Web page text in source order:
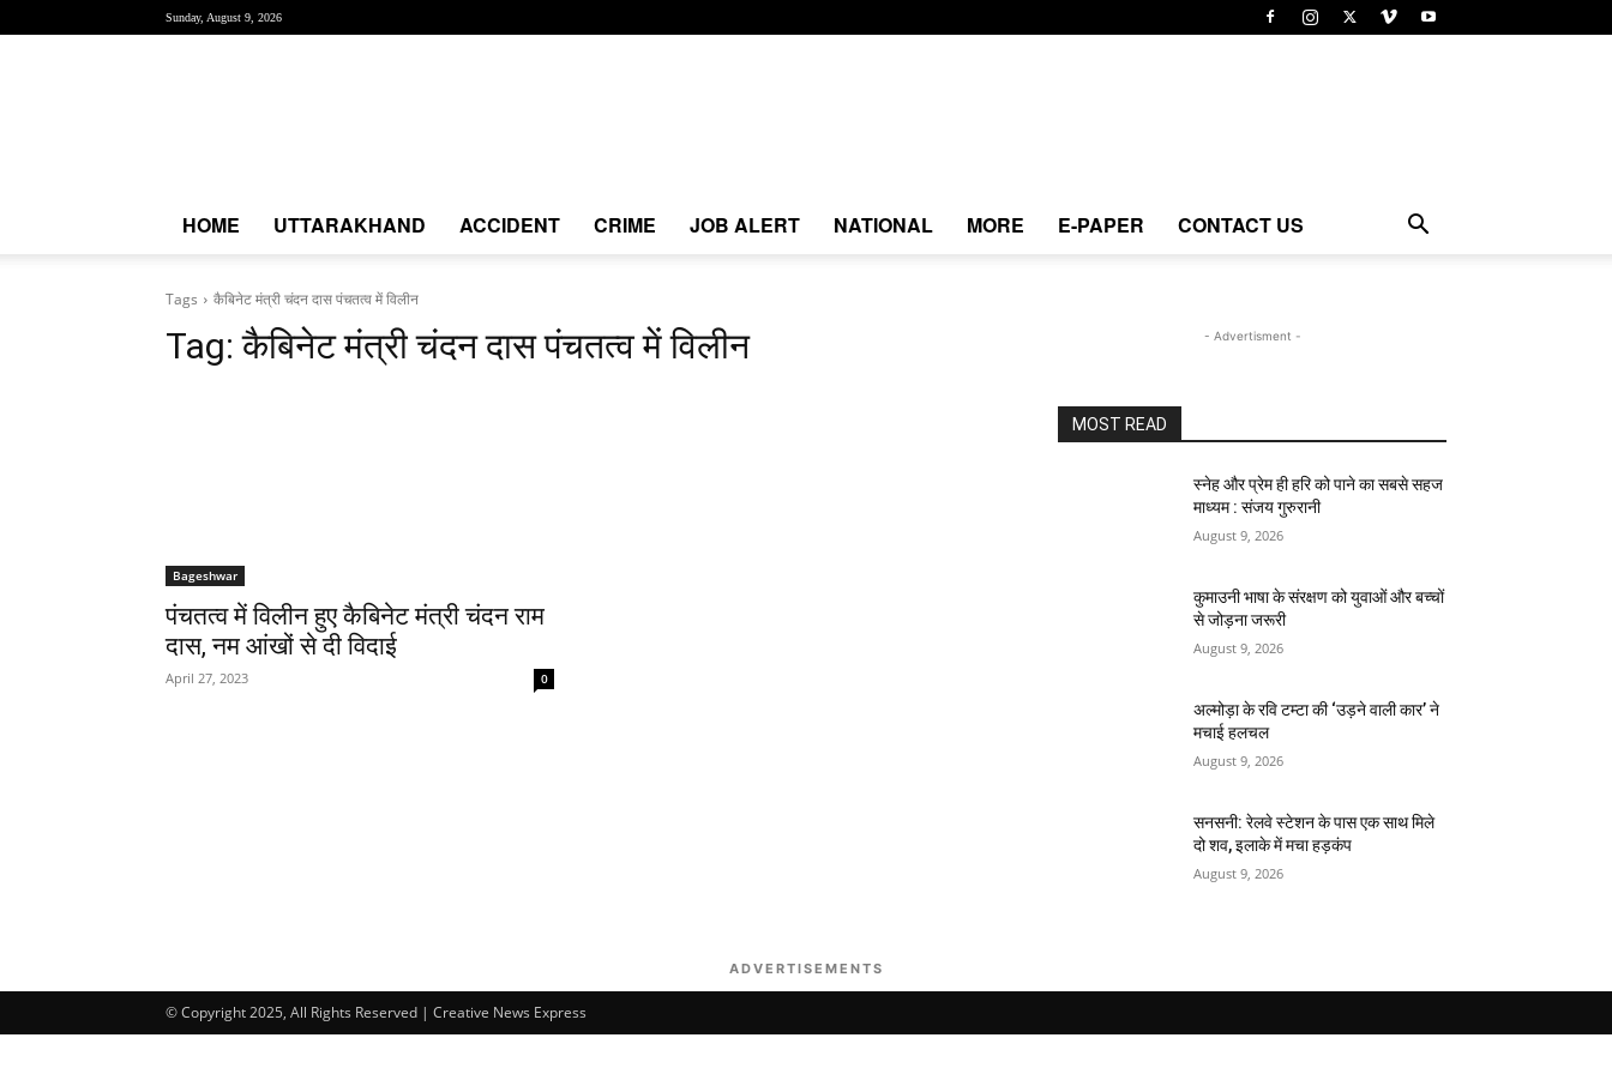
Sunday, August 9, 2026
HOME UTTARAKHAND ACCIDENT CRIME JOB ALERT NATIONAL MORE E-PAPER CONTACT US
Tags कैबिनेट मंत्री चंदन दास पंचतत्व में विलीन
Tag:कैबिनेट मंत्री चंदन दास पंचतत्व में विलीन
Bageshwar
पंचतत्व में विलीन हुए कैबिनेट मंत्री चंदन राम
दास, नम आंखों से दी विदाई
April 27, 2023 0
- Advertisment -
MOST READ
स्नेह और प्रेम ही हरि को पाने का सबसे सहज
माध्यम : संजय गुरुरानी
August 9, 2026
कुमाउनी भाषा के संरक्षण को युवाओं और बच्चों
से जोड़ना जरूरी
August 9, 2026
अल्मोड़ा के रवि टम्टा की ‘उड़ने वाली कार’ ने
मचाई हलचल
August 9, 2026
सनसनी: रेलवे स्टेशन के पास एक साथ मिले
दो शव, इलाके में मचा हड़कंप
August 9, 2026
ADVERTISEMENTS
© Copyright 2025, All Rights Reserved | Creative News Express